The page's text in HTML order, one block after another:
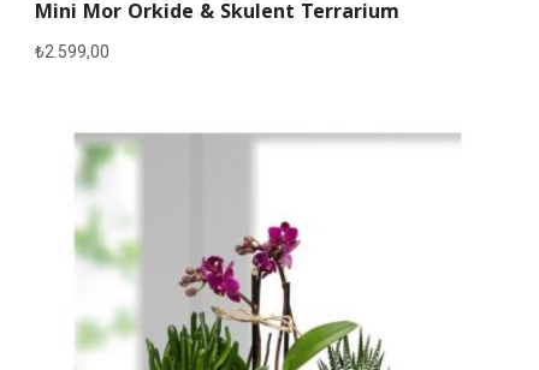
Mini Mor Orkide & Skulent Terrarium
₺2.599,00